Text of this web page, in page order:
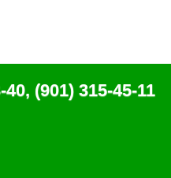
(901) 315-45-11